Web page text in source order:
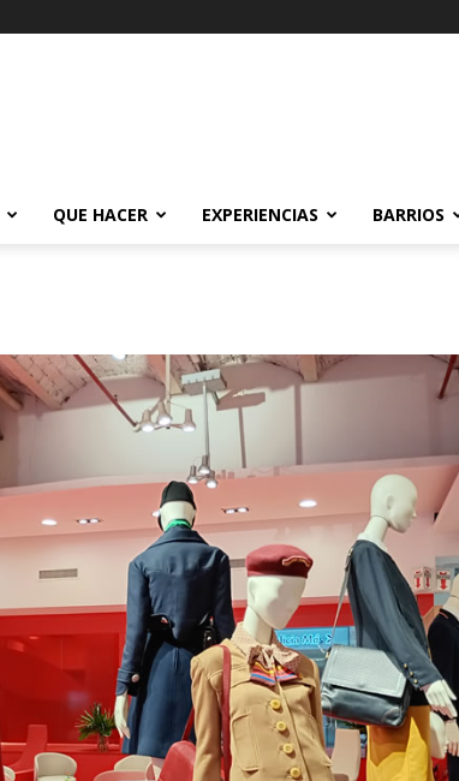
QUE HACER EXPERIENCIAS BARRIOS